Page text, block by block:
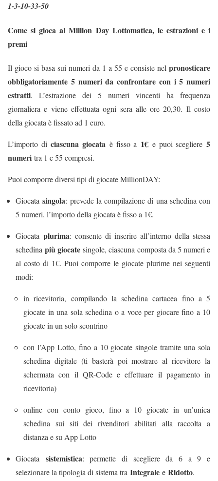
1-3-10-33-50
Come si gioca al Million Day Lottomatica, le estrazioni e i
premi
Il gioco si basa sui numeri da 1 a 55 e consiste nel pronosticare
obbligatoriamente 5 numeri da confrontare con i 5 numeri
estratti. L’estrazione dei 5 numeri vincenti ha frequenza
giornaliera e viene effettuata ogni sera alle ore 20,30. Il costo
della giocata è fissato ad 1 euro.
L’importo diciascuna giocata è fisso a 1€ e puoi scegliere5
numeri tra 1 e 55 compresi.
Puoi comporre diversi tipi di giocate MillionDAY:
Giocatasingola: prevede la compilazione di una schedina con
5 numeri, l’importo della giocata è fisso a 1€.
Giocata plurima: consente di inserire all’interno della stessa
schedinapiù giocatesingole, ciascuna composta da 5 numeri e
al costo di 1€. Puoi comporre le giocate plurime nei seguenti
modi:
in ricevitoria, compilando la schedina cartacea fino a 5
giocate in una sola schedina o a voce per giocare fino a 10
giocate in un solo scontrino
con l’App Lotto, fino a 10 giocate singole tramite una sola
schedina digitale (ti basterà poi mostrare al ricevitore la
schermata con il QR-Code e effettuare il pagamento in
ricevitoria)
online con conto gioco, fino a 10 giocate in un’unica
schedina sui siti dei rivenditori abilitati alla raccolta a
distanza e su App Lotto
Giocata sistemistica: permette di scegliere da 6 a 9 e
selezionare la tipologia di sistema tra Integrale e Ridotto.